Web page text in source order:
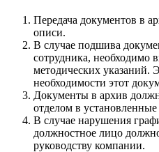
Передача документов в
описи.
В случае подшива
сотрудника, необходимо
методических указаний.
необходимости этот
Документы в архив
отделом в установленные
В случае нарушения
должностное лицо
руководству компании.